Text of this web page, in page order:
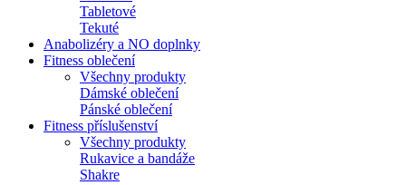
Tabletové
Tekuté
Anabolizéry a NO doplnky
Fitness oblečení
Všechny produkty
Dámské oblečení
Pánské oblečení
Fitness příslušenství
Všechny produkty
Rukavice a bandáže
Shakre